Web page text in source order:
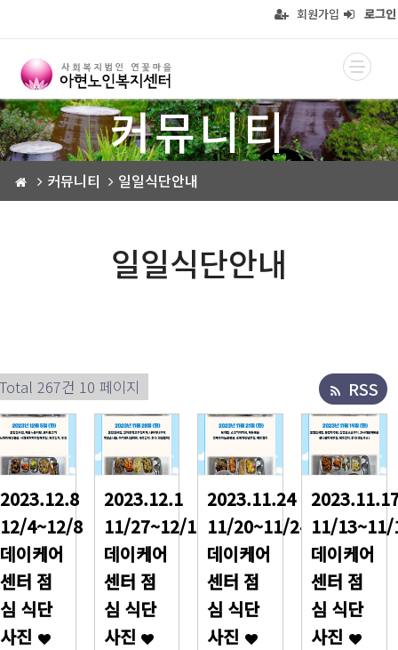
회원가입 로그인
커뮤니티
커뮤니티 일일식단안내
일일식단안내
Total 267건 10 페이지 RSS
2023.12.8
12/4~12/8
데이케어
센터 점
심 식단
사진
2023.12.1
11/27~12/1
데이케어
센터 점
심 식단
사진
2023.11.24
11/20~11/24
데이케어
센터 점
심 식단
사진
11/13~11/
데이케어
센터 점
심 식단
사진